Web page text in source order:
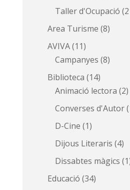
Taller d'Ocupació
Area Turisme (8)
AVIVA(11)
Campanyes (8)
Biblioteca (14)
Animació lectora (2)
Converses d'Autor
D-Cine (1)
Dijous Literaris (4)
Dissabtes màgics
Educació (34)